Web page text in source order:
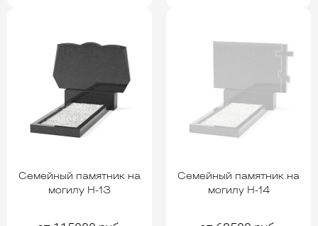
Семейный памятник на
могилу H-13
Семейный памятник на
могилу H-14